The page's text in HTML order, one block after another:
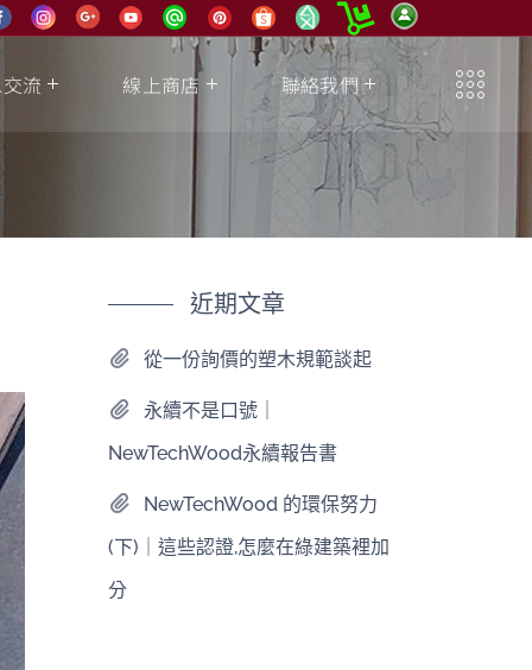
流 線上商店 聯絡我們
近期文章
從一份詢價的塑木規範談起
永續不是口號｜
NewTechWood永續報告書
NewTechWood 的環保努力
(下)｜這些認證,怎麼在綠建築裡加
分